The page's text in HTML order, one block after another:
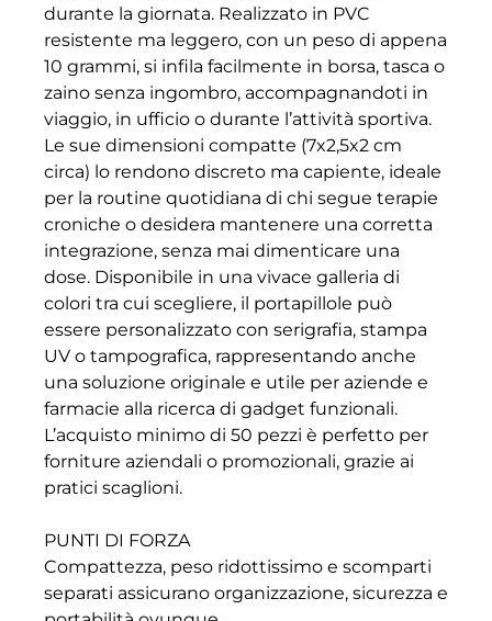
durante la giornata. Realizzato in PVC
resistente ma leggero, con un peso di appena
10 grammi, si infila facilmente in borsa, tasca o
zaino senza ingombro, accompagnandoti in
viaggio, in ufficio o durante l’attività sportiva.
Le sue dimensioni compatte (7x2,5x2 cm
circa) lo rendono discreto ma capiente, ideale
per la routine quotidiana di chi segue terapie
croniche o desidera mantenere una corretta
integrazione, senza mai dimenticare una
dose. Disponibile in una vivace galleria di
colori tra cui scegliere, il portapillole può
essere personalizzato con serigrafia, stampa
UV o tampografica, rappresentando anche
una soluzione originale e utile per aziende e
farmacie alla ricerca di gadget funzionali.
L’acquisto minimo di 50 pezzi è perfetto per
forniture aziendali o promozionali, grazie ai
pratici scaglioni.
PUNTI DI FORZA
Compattezza, peso ridottissimo e scomparti
separati assicurano organizzazione, sicurezza e